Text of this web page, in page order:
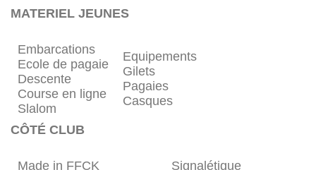
MATERIEL JEUNES
Embarcations
Ecole de pagaie
Descente
Course en ligne
Slalom
Equipements
Gilets
Pagaies
Casques
CÔTÉ CLUB
Made in FFCK
Signalétique